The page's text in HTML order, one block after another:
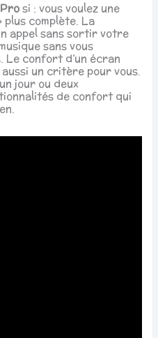
si : vous voulez une
complète. La
appel sans sortir votre
sans vous
Le confort d’un écran
un critère pour vous.
jour ou deux
de confort qui